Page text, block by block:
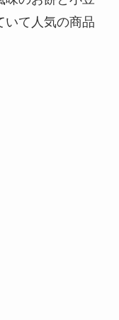
いて人気の商品